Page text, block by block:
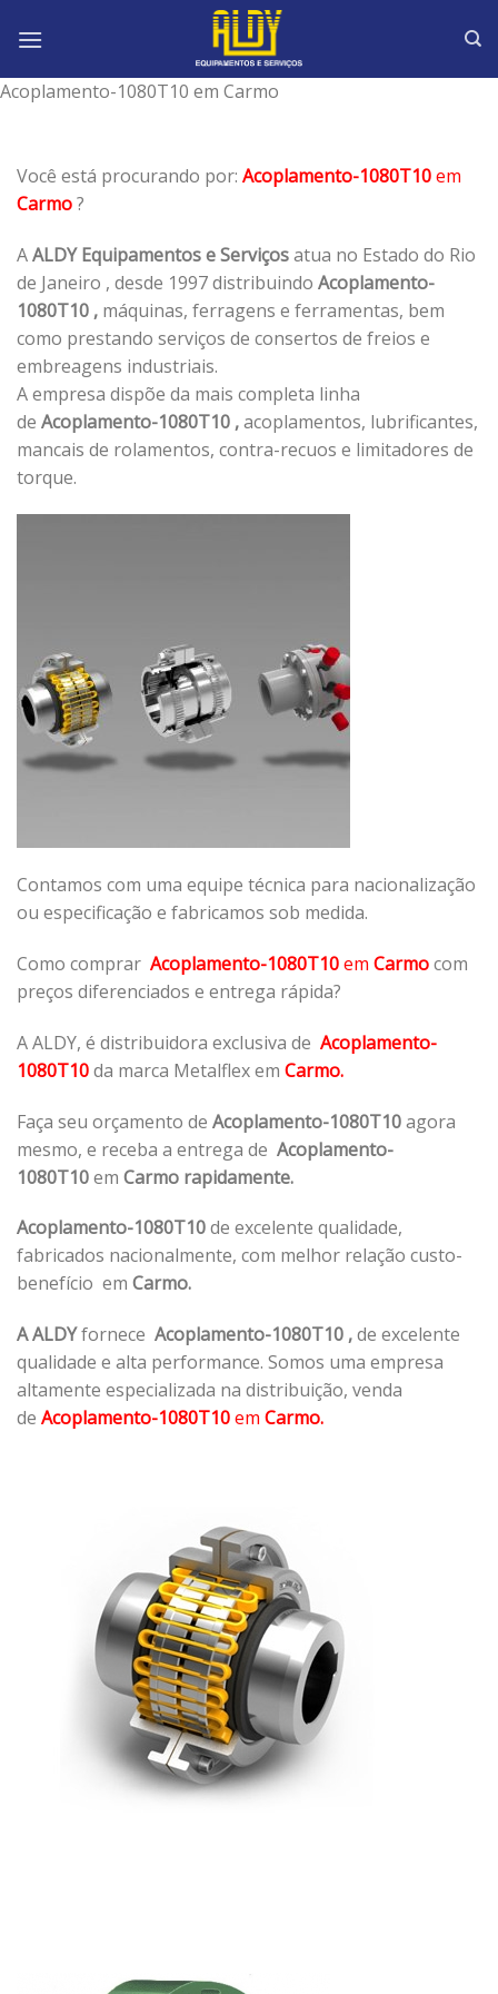
Acoplamento-1080T10 em Carmo
Você está procurando por: Acoplamento-1080T10em
Carmo?
AALDY Equipamentos e Serviçosatua no Estado do Rio
de Janeiro , desde 1997 distribuindo Acoplamento-
1080T10 , máquinas, ferragens e ferramentas, bem
como prestando serviços de consertos de freios e
embreagens industriais.
A empresa dispõe da mais completa linha
de Acoplamento-1080T10 ,acoplamentos, lubrificantes,
mancais de rolamentos, contra-recuos e limitadores de
torque.
Contamos com uma equipe técnica para nacionalização
ou especificação e fabricamos sob medida.
Como comprar Acoplamento-1080T10em Carmocom
preços diferenciados e entrega rápida?
A ALDY, é distribuidora exclusiva de Acoplamento-
1080T10da marca Metalflex em Carmo.
Faça seu orçamento de Acoplamento-1080T10agora
mesmo, e receba a entrega de Acoplamento-
1080T10em Carmo rapidamente.
Acoplamento-1080T10de excelente qualidade,
fabricados nacionalmente, com melhor relação custo-
benefício em Carmo.
A ALDYfornece Acoplamento-1080T10 ,de excelente
qualidade e alta performance. Somos uma empresa
altamente especializada na distribuição, venda
de Acoplamento-1080T10em Carmo.